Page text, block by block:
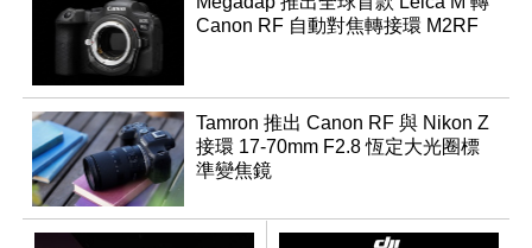
Canon RF 自動對焦轉接環 M2RF
Tamron 推出 Canon RF 與 Nikon Z
接環 17-70mm F2.8 恆定大光圈標
準變焦鏡